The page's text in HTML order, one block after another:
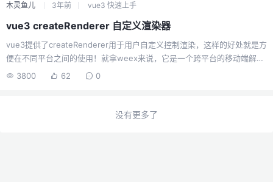
木灵鱼儿 3年前 vue3 快速上手
vue3 createRenderer 自定义渲染器
vue3提供了createRenderer用于用户自定义控制渲染，这样的好处就是方
便在不同平台之间的使用！就拿weex来说，它是一个跨平台的移动端解决
方案，除了能够一套代码适配多个系统之外，其实还承载热更新的能力，
他们的业务需求非常需要动态更新的功能，就拿淘宝来说，一个店铺的装
3800 62 0
没有更多了